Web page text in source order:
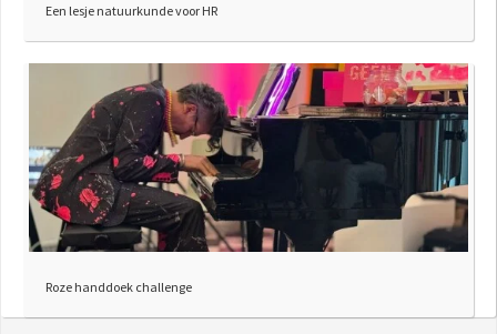
Een lesje natuurkunde voor HR
Roze handdoek challenge